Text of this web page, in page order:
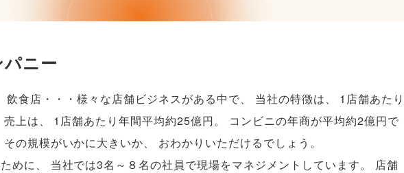
ニー
飲食店・・・様々な店舗ビジネスがある中で、 当社の特徴は、
1店舗あたり
売上は、 1店舗あたり年間平均約25億円。
コンビニの年商が平均約2億円で
その規模がいかに大きいか、 おわかりいただけるでしょう 。
めに、 当社では3名～８名の社員で現場をマネジメントしています。
店舗